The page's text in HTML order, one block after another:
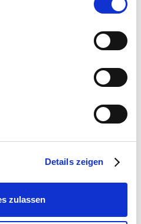
"OK"-Button:
Details zeigen
zulassen
7,99 €
1 Stück